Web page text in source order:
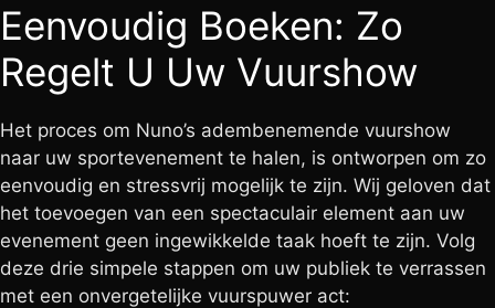
Eenvoudig Boeken: Zo
Regelt U Uw Vuurshow
Het proces om Nuno’s adembenemende vuurshow
naar uw sportevenement te halen, is ontworpen om zo
eenvoudig en stressvrij mogelijk te zijn. Wij geloven dat
het toevoegen van een spectaculair element aan uw
evenement geen ingewikkelde taak hoeft te zijn. Volg
deze drie simpele stappen om uw publiek te verrassen
met een onvergetelijke vuurspuwer act: